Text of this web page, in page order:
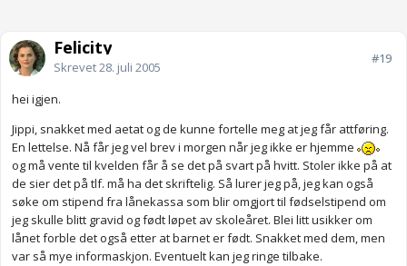
Felicity
Skrevet28. juli 2005
#19
hei igjen.
Jippi, snakket med aetat og de kunne fortelle meg at jeg får attføring.
En lettelse. Nå får jeg vel brev i morgen når jeg ikke er hjemme
og må vente til kvelden får å se det på svart på hvitt. Stoler ikke på at
de sier det på tlf. må ha det skriftelig. Så lurer jeg på, jeg kan også
søke om stipend fra lånekassa som blir omgjort til fødselstipend om
jeg skulle blitt gravid og født løpet av skoleåret. Blei litt usikker om
lånet forble det også etter at barnet er født. Snakket med dem, men
var så mye informaskjon. Eventuelt kan jeg ringe tilbake.